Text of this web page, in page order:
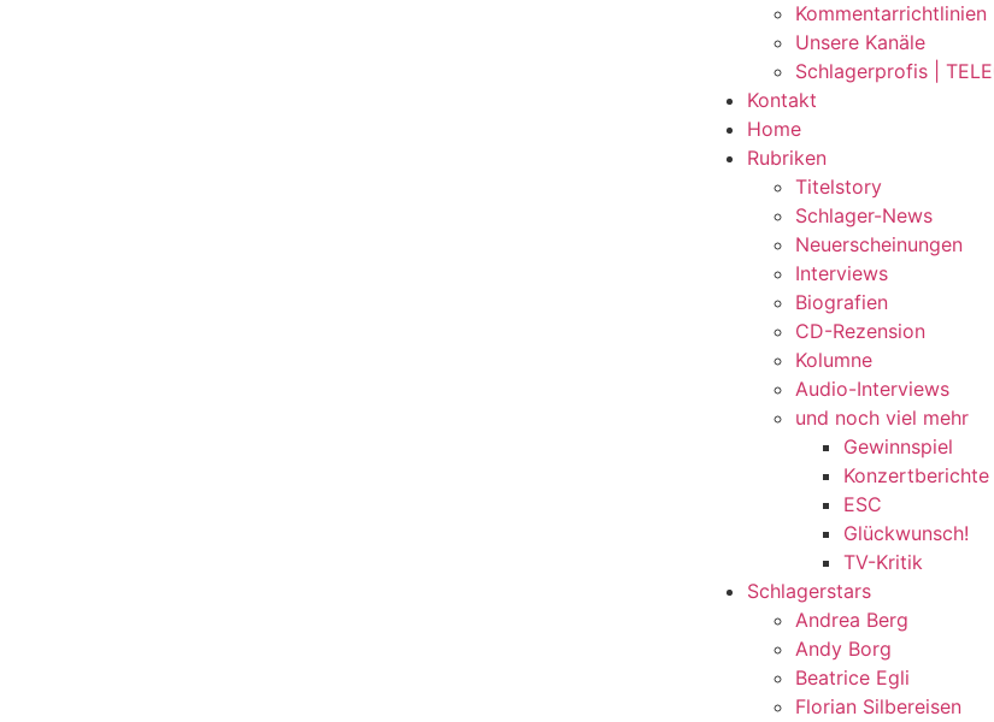
Kommentarrichtlinien
Unsere Kanäle
Schlagerprofis |
Kontakt
Home
Rubriken
Titelstory
Schlager-News
Neuerscheinungen
Interviews
Biografien
CD-Rezension
Kolumne
Audio-Interviews
und noch viel mehr
Gewinnspiel
Konzertberichte
ESC
Glückwunsch!
TV-Kritik
Schlagerstars
Andrea Berg
Andy Borg
Beatrice Egli
Florian Silbereisen